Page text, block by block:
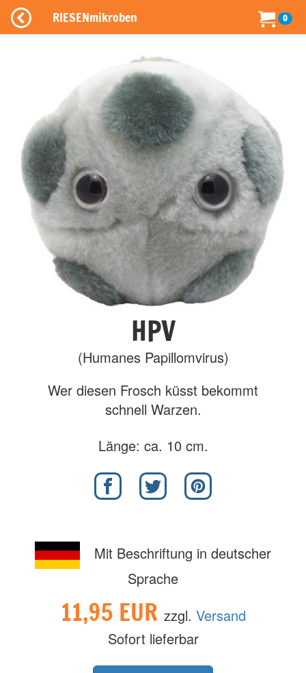
RIESENmikroben 0
HPV
(Humanes Papillomvirus)
Wer diesen Frosch küsst bekommt
schnell Warzen.
Länge: ca. 10 cm.
Mit Beschriftung in deutscher
Sprache
11,95 EUR zzgl. Versand
Sofort lieferbar